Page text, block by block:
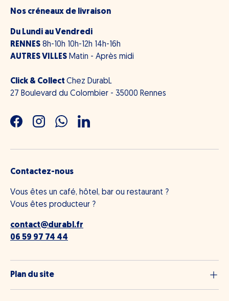
Nos créneaux de livraison
Du Lundi au Vendredi
RENNES 8h-10h 10h-12h 14h-16h
AUTRES VILLES Matin - Après midi
Click & Collect Chez DurabL
27 Boulevard du Colombier - 35000 Rennes
FacebookInstagramWhatsAppLinkedIn
Contactez-nous
Vous êtes un café, hôtel, bar ou restaurant ?
Vous êtes producteur ?
contact@durabl.fr
06 59 97 74 44
Plan du site